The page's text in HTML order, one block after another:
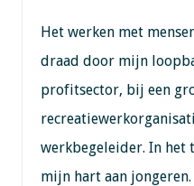
Het werken met
draad door mijn
profitsector, bij een
werkbegeleider. In
mijn hart aan